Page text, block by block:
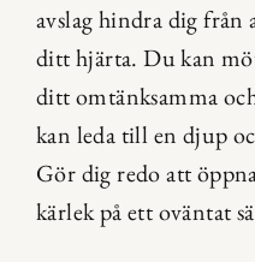
avslag hindra dig från
ditt hjärta. Du kan
ditt omtänksamma
kan leda till en djup
Gör dig redo att
kärlek på ett oväntat